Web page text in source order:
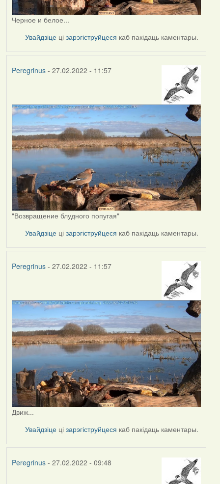
Черное и белое...
Увайдзіце цізарэгіструйцеся каб пакідаць каментары.
Peregrinus- 27.02.2022 - 11:57
"Возвращение блудного попугая"
Увайдзіце цізарэгіструйцеся каб пакідаць каментары.
Peregrinus- 27.02.2022 - 11:57
Движ...
Увайдзіце цізарэгіструйцеся каб пакідаць каментары.
Peregrinus- 27.02.2022 - 09:48